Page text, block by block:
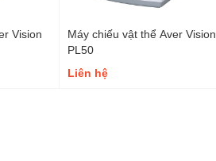
Vision
Máy chiếu vật thể Aver Vision
PL50
Liên hệ